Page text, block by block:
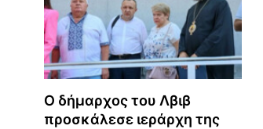
Ο δήμαρχος του Λβιβ
προσκάλεσε ιεράρχη της